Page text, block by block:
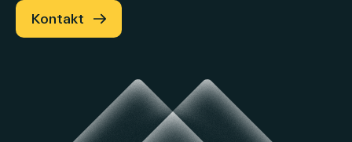
Kontakt